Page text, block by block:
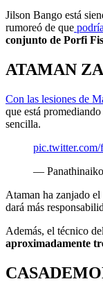
Jilson Bango está
rumoreó de que
conjunto de Porfi
ATAMAN
Con las lesiones de
que está
sencilla.
—
Ataman ha zanjado
dará más
Además, el técnico
aproximadamente